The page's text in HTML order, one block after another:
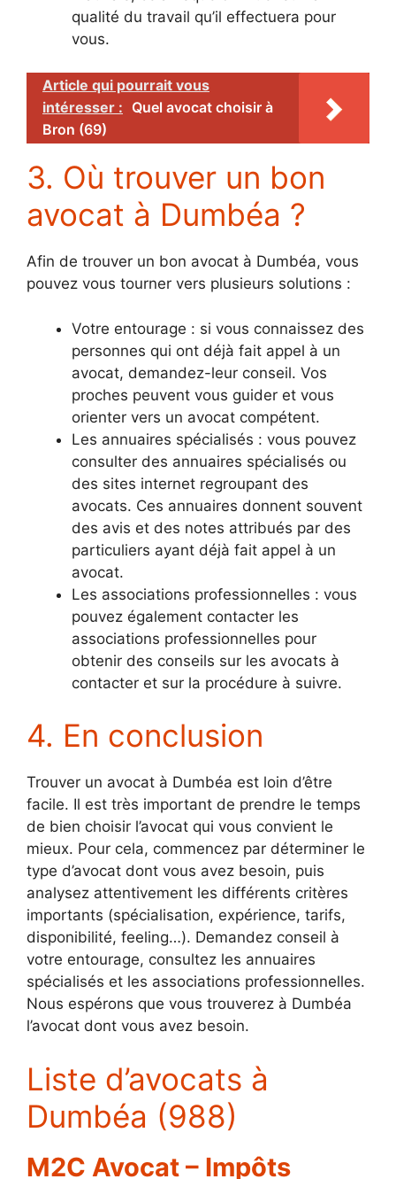
qualité du travail qu’il effectuera pour
vous.
Article qui pourrait vous
intéresser : Quel avocat choisir à
Bron (69)
3. Où trouver un bon
avocat à Dumbéa ?
Afin de trouver un bon avocat à Dumbéa, vous
pouvez vous tourner vers plusieurs solutions :
Votre entourage : si vous connaissez des
personnes qui ont déjà fait appel à un
avocat, demandez-leur conseil. Vos
proches peuvent vous guider et vous
orienter vers un avocat compétent.
Les annuaires spécialisés : vous pouvez
consulter des annuaires spécialisés ou
des sites internet regroupant des
avocats. Ces annuaires donnent souvent
des avis et des notes attribués par des
particuliers ayant déjà fait appel à un
avocat.
Les associations professionnelles : vous
pouvez également contacter les
associations professionnelles pour
obtenir des conseils sur les avocats à
contacter et sur la procédure à suivre.
4. En conclusion
Trouver un avocat à Dumbéa est loin d’être
facile. Il est très important de prendre le temps
de bien choisir l’avocat qui vous convient le
mieux. Pour cela, commencez par déterminer le
type d’avocat dont vous avez besoin, puis
analysez attentivement les différents critères
importants (spécialisation, expérience, tarifs,
disponibilité, feeling…). Demandez conseil à
votre entourage, consultez les annuaires
spécialisés et les associations professionnelles.
Nous espérons que vous trouverez à Dumbéa
l’avocat dont vous avez besoin.
Liste d’avocats à
Dumbéa (988)
M2C Avocat – Impôts